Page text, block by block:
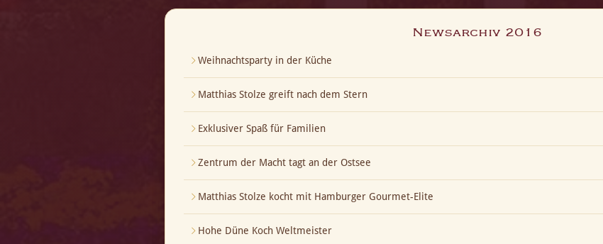
Newsarchiv 2016
Weihnachtsparty in der Küche
Matthias Stolze greift nach dem Stern
Exklusiver Spaß für Familien
Zentrum der Macht tagt an der Ostsee
Matthias Stolze kocht mit Hamburger Gourmet-Elite
Hohe Düne Koch Weltmeister